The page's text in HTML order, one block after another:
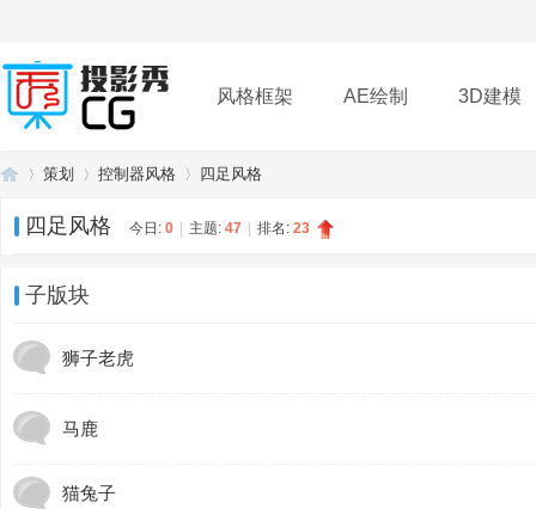
风格框架 AE绘制 3D建模
插件 帮助 下载
策划 控制器风格 四足风格
四足风格 今日: 0 主题: 47 排名: 23
子版块
狮子老虎
马鹿
猫兔子